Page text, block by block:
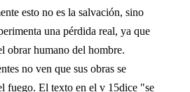
esto no es la salvación, sino
una pérdida real, ya que
obrar humano del hombre.
no ven que sus obras se
fuego. El texto en el v 15dice "se